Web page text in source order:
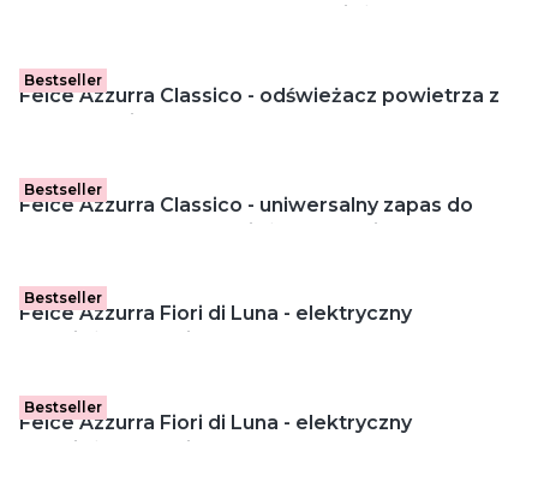
zapas do automatycznego odświeżacza
Bestseller
Felce Azzurra Classico - odświeżacz powietrza z
Bestseller
Felce Azzurra Classico - uniwersalny zapas do
automatycznego odświeżacza powietrza (250 ml)
Bestseller
Felce Azzurra Fiori di Luna - elektryczny
Bestseller
Felce Azzurra Fiori di Luna - elektryczny
odświeżacz powietrza zapas (20 ml)